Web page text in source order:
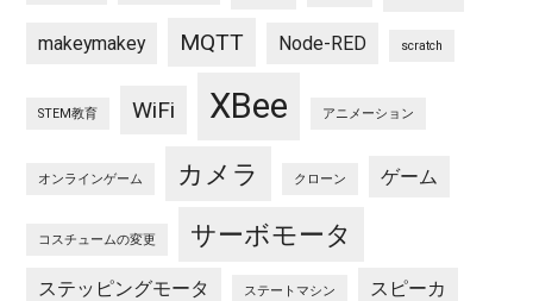
makeymakey MQTT Node-RED scratch
STEM教育 WiFi XBee アニメーション
オンラインゲーム カメラ クローン ゲーム
コスチュームの変更 サーボモータ
ステッピングモータ ステートマシン スピーカ